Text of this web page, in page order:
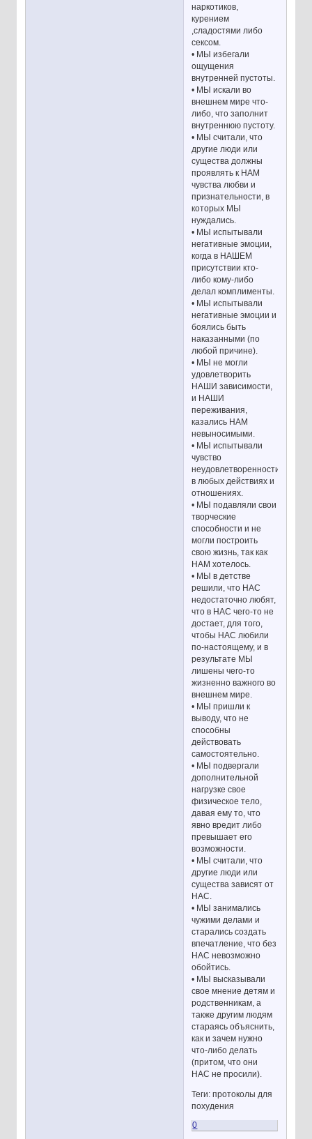
наркотиков,
курением
,сладостями либо
сексом.
• МЫ избегали
ощущения
внутренней пустоты.
• МЫ искали во
внешнем мире что-
либо, что заполнит
внутреннюю пустоту.
• МЫ считали, что
другие люди или
существа должны
проявлять к НАМ
чувства любви и
признательности, в
которых МЫ
нуждались.
• МЫ испытывали
негативные эмоции,
когда в НАШЕМ
присутствии кто-
либо кому-либо
делал комплименты.
• МЫ испытывали
негативные эмоции и
боялись быть
наказанными (по
любой причине).
• МЫ не могли
удовлетворить
НАШИ зависимости,
и НАШИ
переживания,
казались НАМ
невыносимыми.
• МЫ испытывали
чувство
неудовлетворенности
в любых действиях и
отношениях.
• МЫ подавляли свои
творческие
способности и не
могли построить
свою жизнь, так как
НАМ хотелось.
• МЫ в детстве
решили, что НАС
недостаточно любят,
что в НАС чего-то не
достает, для того,
чтобы НАС любили
по-настоящему, и в
результате МЫ
лишены чего-то
жизненно важного во
внешнем мире.
• МЫ пришли к
выводу, что не
способны
действовать
самостоятельно.
• МЫ подвергали
дополнительной
нагрузке свое
физическое тело,
давая ему то, что
явно вредит либо
превышает его
возможности.
• МЫ считали, что
другие люди или
существа зависят от
НАС.
• МЫ занимались
чужими делами и
старались создать
впечатление, что без
НАС невозможно
обойтись.
• МЫ высказывали
свое мнение детям и
родственникам, а
также другим людям
стараясь объяснить,
как и зачем нужно
что-либо делать
(притом, что они
НАС не просили).
Теги: протоколы для
похудения
0